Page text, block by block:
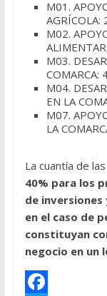
M01.
AGRÍCOLA:
M02.
M03.
COMARCA:
M04.
EN LA
M07.
LA
La cuantía de las
40% para los
de
en el caso de
constituyan
negocio en un